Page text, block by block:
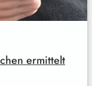
ermittelt